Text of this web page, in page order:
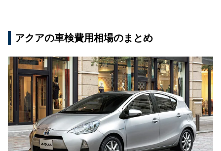
アクアの車検費用相場のまとめ